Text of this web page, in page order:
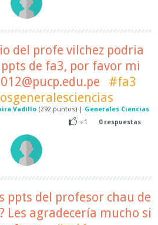
del profe vilchez podria
de fa3, por favor mi
#fa3
Vadillo (292 puntos) | Generales Ciencias
+1
0respuestas
ppts del profesor chau de
Les agradecería mucho si